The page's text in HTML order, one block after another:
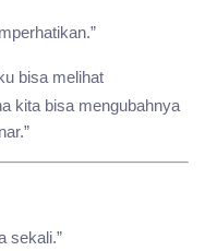
bisa melihat
kita bisa mengubahnya
sekali.”